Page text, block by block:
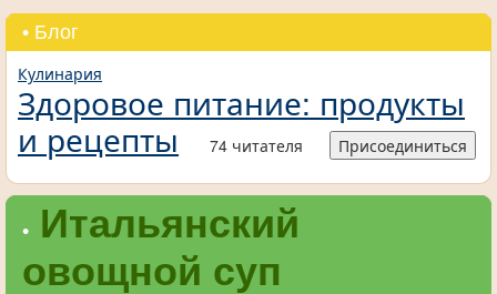
• Блог
Кулинария
Здоровое питание: продукты
и рецепты
74 читателя Присоединиться
• Итальянский
овощной суп